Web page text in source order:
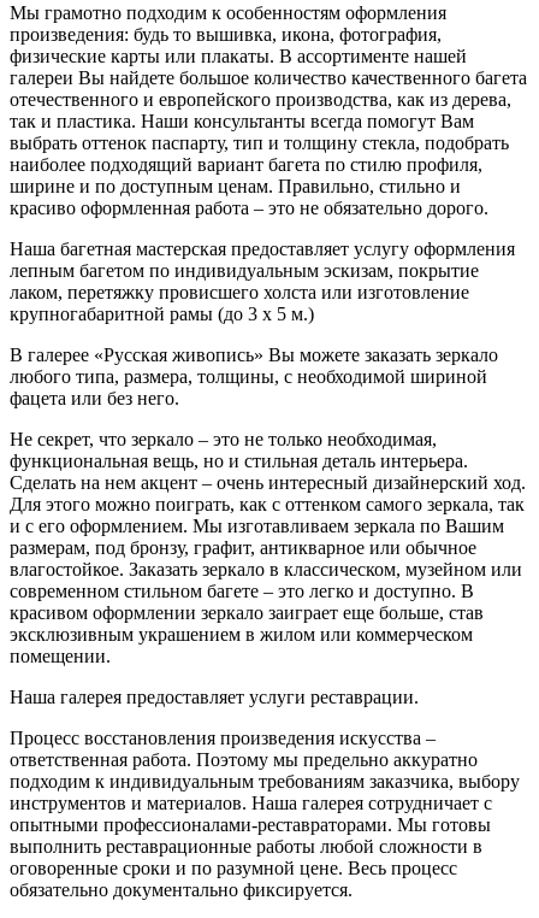
Мы грамотно подходим к особенностям оформления
произведения: будь то вышивка, икона, фотография,
физические карты или плакаты. В ассортименте нашей
галереи Вы найдете большое количество качественного багета
отечественного и европейского производства, как из дерева,
так и пластика. Наши консультанты всегда помогут Вам
выбрать оттенок паспарту, тип и толщину стекла, подобрать
наиболее подходящий вариант багета по стилю профиля,
ширине и по доступным ценам. Правильно, стильно и
красиво оформленная работа – это не обязательно дорого.
Наша багетная мастерская предоставляет услугу оформления
лепным багетом по индивидуальным эскизам, покрытие
лаком, перетяжку провисшего холста или изготовление
крупногабаритной рамы (до 3 х 5 м.)
В галерее «Русская живопись» Вы можете заказать зеркало
любого типа, размера, толщины, с необходимой шириной
фацета или без него.
Не секрет, что зеркало – это не только необходимая,
функциональная вещь, но и стильная деталь интерьера.
Сделать на нем акцент – очень интересный дизайнерский ход.
Для этого можно поиграть, как с оттенком самого зеркала, так
и с его оформлением. Мы изготавливаем зеркала по Вашим
размерам, под бронзу, графит, антикварное или обычное
влагостойкое. Заказать зеркало в классическом, музейном или
современном стильном багете – это легко и доступно. В
красивом оформлении зеркало заиграет еще больше, став
эксклюзивным украшением в жилом или коммерческом
помещении.
Наша галерея предоставляет услуги реставрации.
Процесс восстановления произведения искусства –
ответственная работа. Поэтому мы предельно аккуратно
подходим к индивидуальным требованиям заказчика, выбору
инструментов и материалов. Наша галерея сотрудничает с
опытными профессионалами-реставраторами. Мы готовы
выполнить реставрационные работы любой сложности в
оговоренные сроки и по разумной цене. Весь процесс
обязательно документально фиксируется.